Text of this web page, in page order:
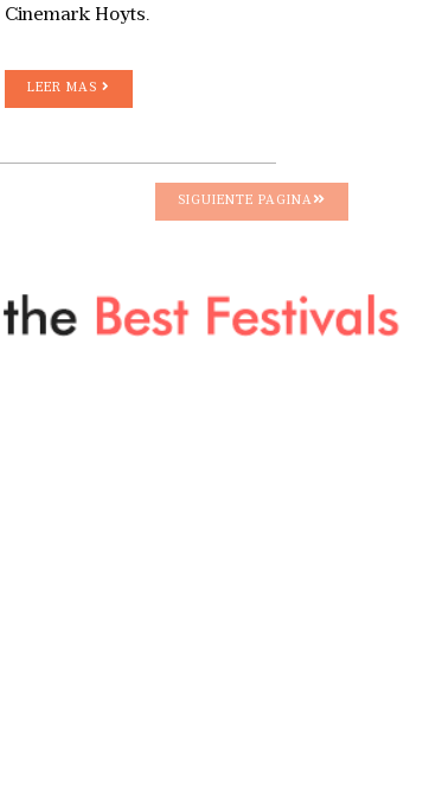
Cinemark Hoyts.
LEER MAS
SIGUIENTE PAGINA